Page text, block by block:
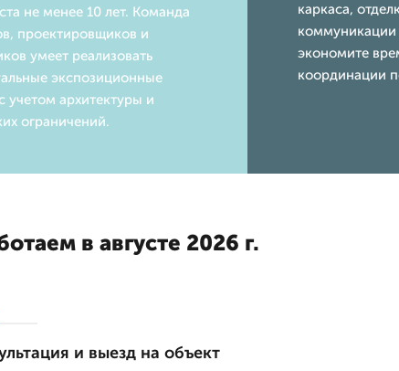
не менее 10 лет. Команда
проектировщиков и
умеет реализовать
экспозиционные
учетом архитектуры и
ограничений.
каркаса,
экономите
координации
в августе 2026 г.
и выезд на объект